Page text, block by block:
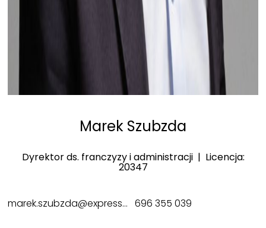
Marek Szubzda
Dyrektor ds. franczyzy i administracji | Licencja:
20347
marek.szubzda@expresshouse.pl 696 355 039